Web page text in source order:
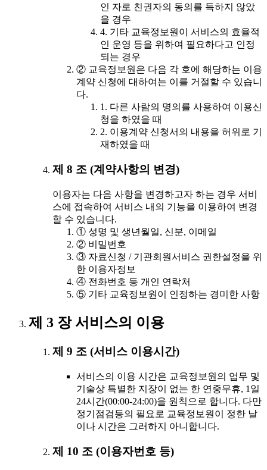
인 자로 친권자의 동의를 득하지 않았
을 경우
4. 기타 교육정보원이 서비스의 효율적
인 운영 등을 위하여 필요하다고 인정
되는 경우
② 교육정보원은 다음 각 호에 해당하는 이용
계약 신청에 대하여는 이를 거절할 수 있습니
다.
1. 다른 사람의 명의를 사용하여 이용신
청을 하였을 때
2. 이용계약 신청서의 내용을 허위로 기
재하였을 때
제 8 조 (계약사항의 변경)
이용자는 다음 사항을 변경하고자 하는 경우 서비
스에 접속하여 서비스 내의 기능을 이용하여 변경
할 수 있습니다.
① 성명 및 생년월일, 신분, 이메일
② 비밀번호
③ 자료신청 / 기관회원서비스 권한설정을 위
한 이용자정보
④ 전화번호 등 개인 연락처
⑤ 기타 교육정보원이 인정하는 경미한 사항
제 3 장 서비스의 이용
제 9 조 (서비스 이용시간)
서비스의 이용 시간은 교육정보원의 업무 및
기술상 특별한 지장이 없는 한 연중무휴, 1일
24시간(00:00-24:00)을 원칙으로 합니다. 다만
정기점검등의 필요로 교육정보원이 정한 날
이나 시간은 그러하지 아니합니다.
제 10 조 (이용자번호 등)